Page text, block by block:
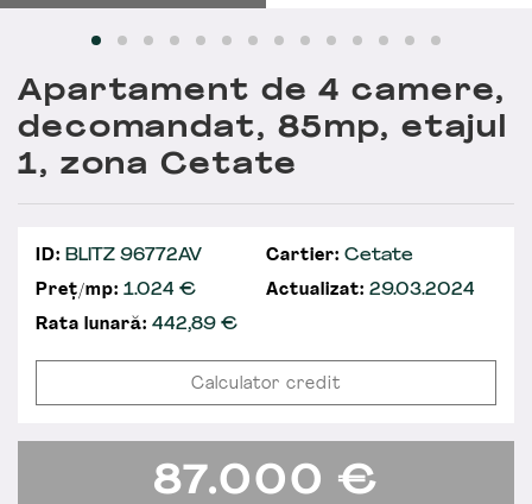
Apartament de 4 camere,
decomandat, 85mp, etajul
1, zona Cetate
ID: BLITZ 96772AV Cartier: Cetate
Preț/mp: 1.024 € Actualizat: 29.03.2024
Rata lunară: 442,89€
Calculator credit
87.000 €